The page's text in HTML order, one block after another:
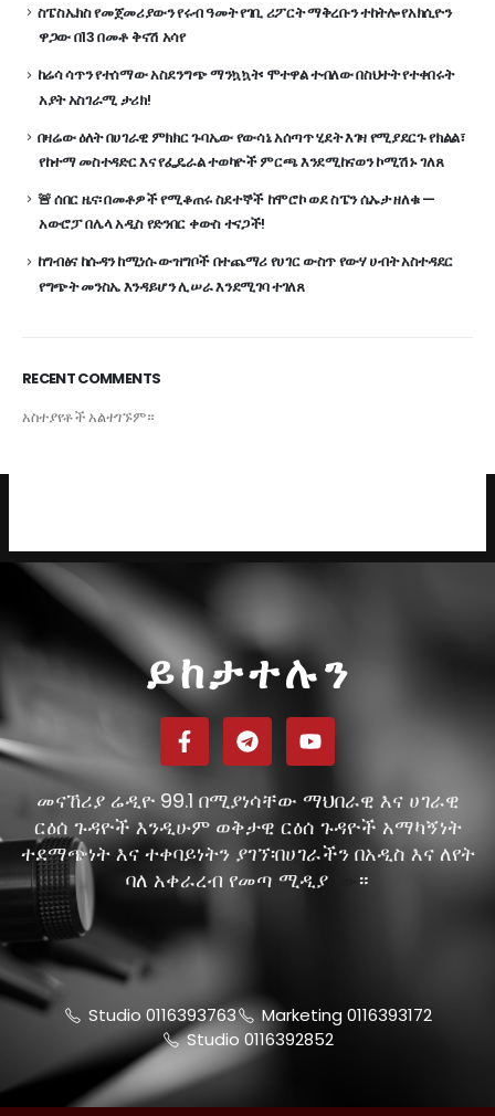
ስፔስኤክስ የመጀመሪያውን የሩብ ዓመት የገቢ ሪፖርት ማቅረቡን ተከትሎ የአክሲዮን
ዋጋው በ13 በመቶ ቅናሽ አሳየ
ከሬሳ ሳጥን የተሰማው አስደንግጭ ማንኳኳት፡ ሞተዋል ተብለው በስህተት የተቀበሩት
አያት አስገራሚ ታሪክ!
በዛሬው ዕለት በሀገራዊ ምክክር ጉባኤው የውሳኔ አሰጣጥ ሂደት እገዛ የሚያደርጉ የክልል፣
የከተማ መስተዳድር እና የፌዴራል ተወካዮች ምርጫ እንደሚከናወን ኮሚሽኑ ገለጸ
🚨 ሰበር ዜና፡ በመቶዎች የሚቆጠሩ ስደተኞች ከሞሮኮ ወደ ስፔን ሴኡታ ዘለቁ —
አውሮፓ በሌላ አዲስ የድንበር ቀውስ ተናጋች!
ከግብፅና ከሱዳን ከሚነሱ ውዝግቦች በተጨማሪ የሀገር ውስጥ የውሃ ሀብት አስተዳደር
የግጭት መንስኤ እንዳይሆን ሊሠራ እንደሚገባ ተገለጸ
RECENT COMMENTS
አስተያየቶች አልተገኙም።
ይከታተሉን
መናኸሪያ ሬዲዮ 99.1 በሚያነሳቸው ማህበራዊ እና ሀገራዊ
ርዕሰ ጉዳዮች እንዲሁም ወቅታዊ ርዕሰ ጉዳዮች አማካኝነት
ተደማጭነት እና ተቀባይነትን ያገኘ፡በሀገራችን በአዲስ እና ለየት
ባለ አቀራረብ የመጣ ሚዲያ
።
Studio 0116393763
Marketing 0116393172
Studio 0116392852